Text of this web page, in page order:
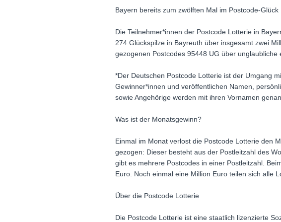
Bayern bereits zum zwölften Mal im Postcode-Glück
Die Teilnehmer*innen der Postcode Lotterie in
274 Glückspilze in Bayreuth über insgesamt zwei
gezogenen Postcodes 95448 UG über unglaubliche
*Der Deutschen Postcode Lotterie ist der Umgang
Gewinner*innen und veröffentlichen Namen,
sowie Angehörige werden mit ihren Vornamen
Was ist der Monatsgewinn?
Einmal im Monat verlost die Postcode Lotterie den
gezogen: Dieser besteht aus der Postleitzahl des
gibt es mehrere Postcodes in einer Postleitzahl.
Euro. Noch einmal eine Million Euro teilen sich alle
Über die Postcode Lotterie
Die Postcode Lotterie ist eine staatlich lizenzierte